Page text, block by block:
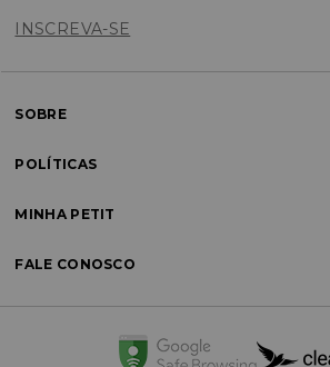
INSCREVA-SE
SOBRE
POLÍTICAS
MINHA PETIT
FALE CONOSCO